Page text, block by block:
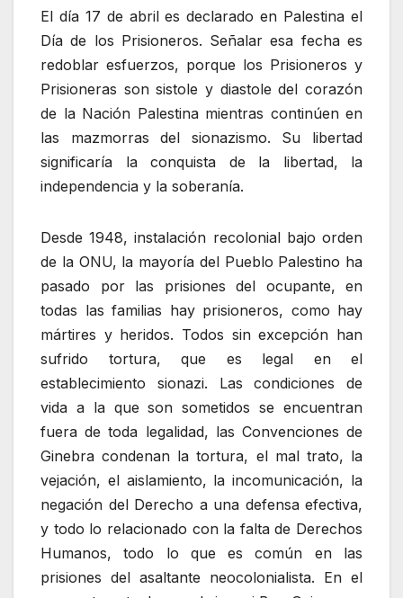
El día 17 de abril es declarado en Palestina el
Día de los Prisioneros. Señalar esa fecha es
redoblar esfuerzos, porque los Prisioneros y
Prisioneras son sistole y diastole del corazón
de la Nación Palestina mientras continúen en
las mazmorras del sionazismo. Su libertad
significaría la conquista de la libertad, la
independencia y la soberanía.
Desde 1948, instalación recolonial bajo orden
de la ONU, la mayoría del Pueblo Palestino ha
pasado por las prisiones del ocupante, en
todas las familias hay prisioneros, como hay
mártires y heridos. Todos sin excepción han
sufrido tortura, que es legal en el
establecimiento sionazi. Las condiciones de
vida a la que son sometidos se encuentran
fuera de toda legalidad, las Convenciones de
Ginebra condenan la tortura, el mal trato, la
vejación, el aislamiento, la incomunicación, la
negación del Derecho a una defensa efectiva,
y todo lo relacionado con la falta de Derechos
Humanos, todo lo que es común en las
prisiones del asaltante neocolonialista. En el